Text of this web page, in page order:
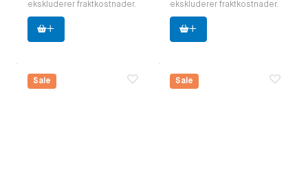
ekskluderer fraktkostnader.
ekskluderer fraktkostnader.
Sale Sale